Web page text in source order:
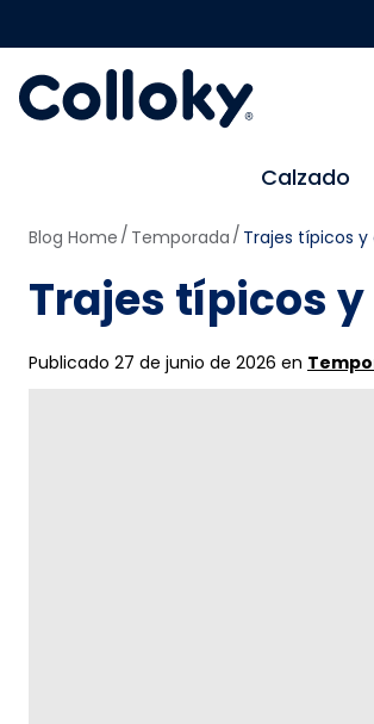
Calzado
Blog Home Temporada Trajes típicos
Trajes típicos
Publicado 27 de junio de 2026 en